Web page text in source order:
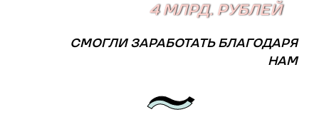
4 МЛРД. РУБЛЕЙ
СМОГЛИ ЗАРАБОТАТЬ БЛАГОДАРЯ
НАМ